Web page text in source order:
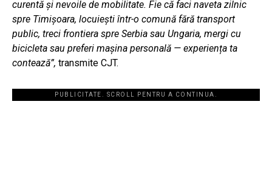
curentă și nevoile de mobilitate. Fie că faci naveta zilnic
spre Timișoara, locuiești într-o comună fără transport
public, treci frontiera spre Serbia sau Ungaria, mergi cu
bicicleta sau preferi mașina personală — experiența ta
contează”, transmite CJT.
PUBLICITATE. SCROLL PENTRU A CONTINUA.